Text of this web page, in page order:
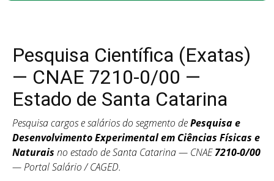
Pesquisa Científica (Exatas)
— CNAE 7210-0/00 —
Estado de Santa Catarina
Pesquisa cargos e salários do segmento dePesquisa e
Desenvolvimento Experimental em Ciências Físicas e
Naturais no estado de Santa Catarina — CNAE7210-0/00
— Portal Salário / CAGED.